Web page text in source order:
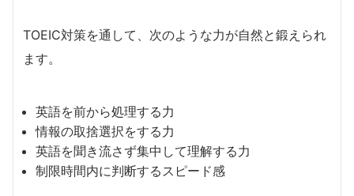
TOEIC対策を通して、次のような力が自然と鍛えられ
ます。
英語を前から処理する力
情報の取捨選択をする力
英語を聞き流さず集中して理解する力
制限時間内に判断するスピード感